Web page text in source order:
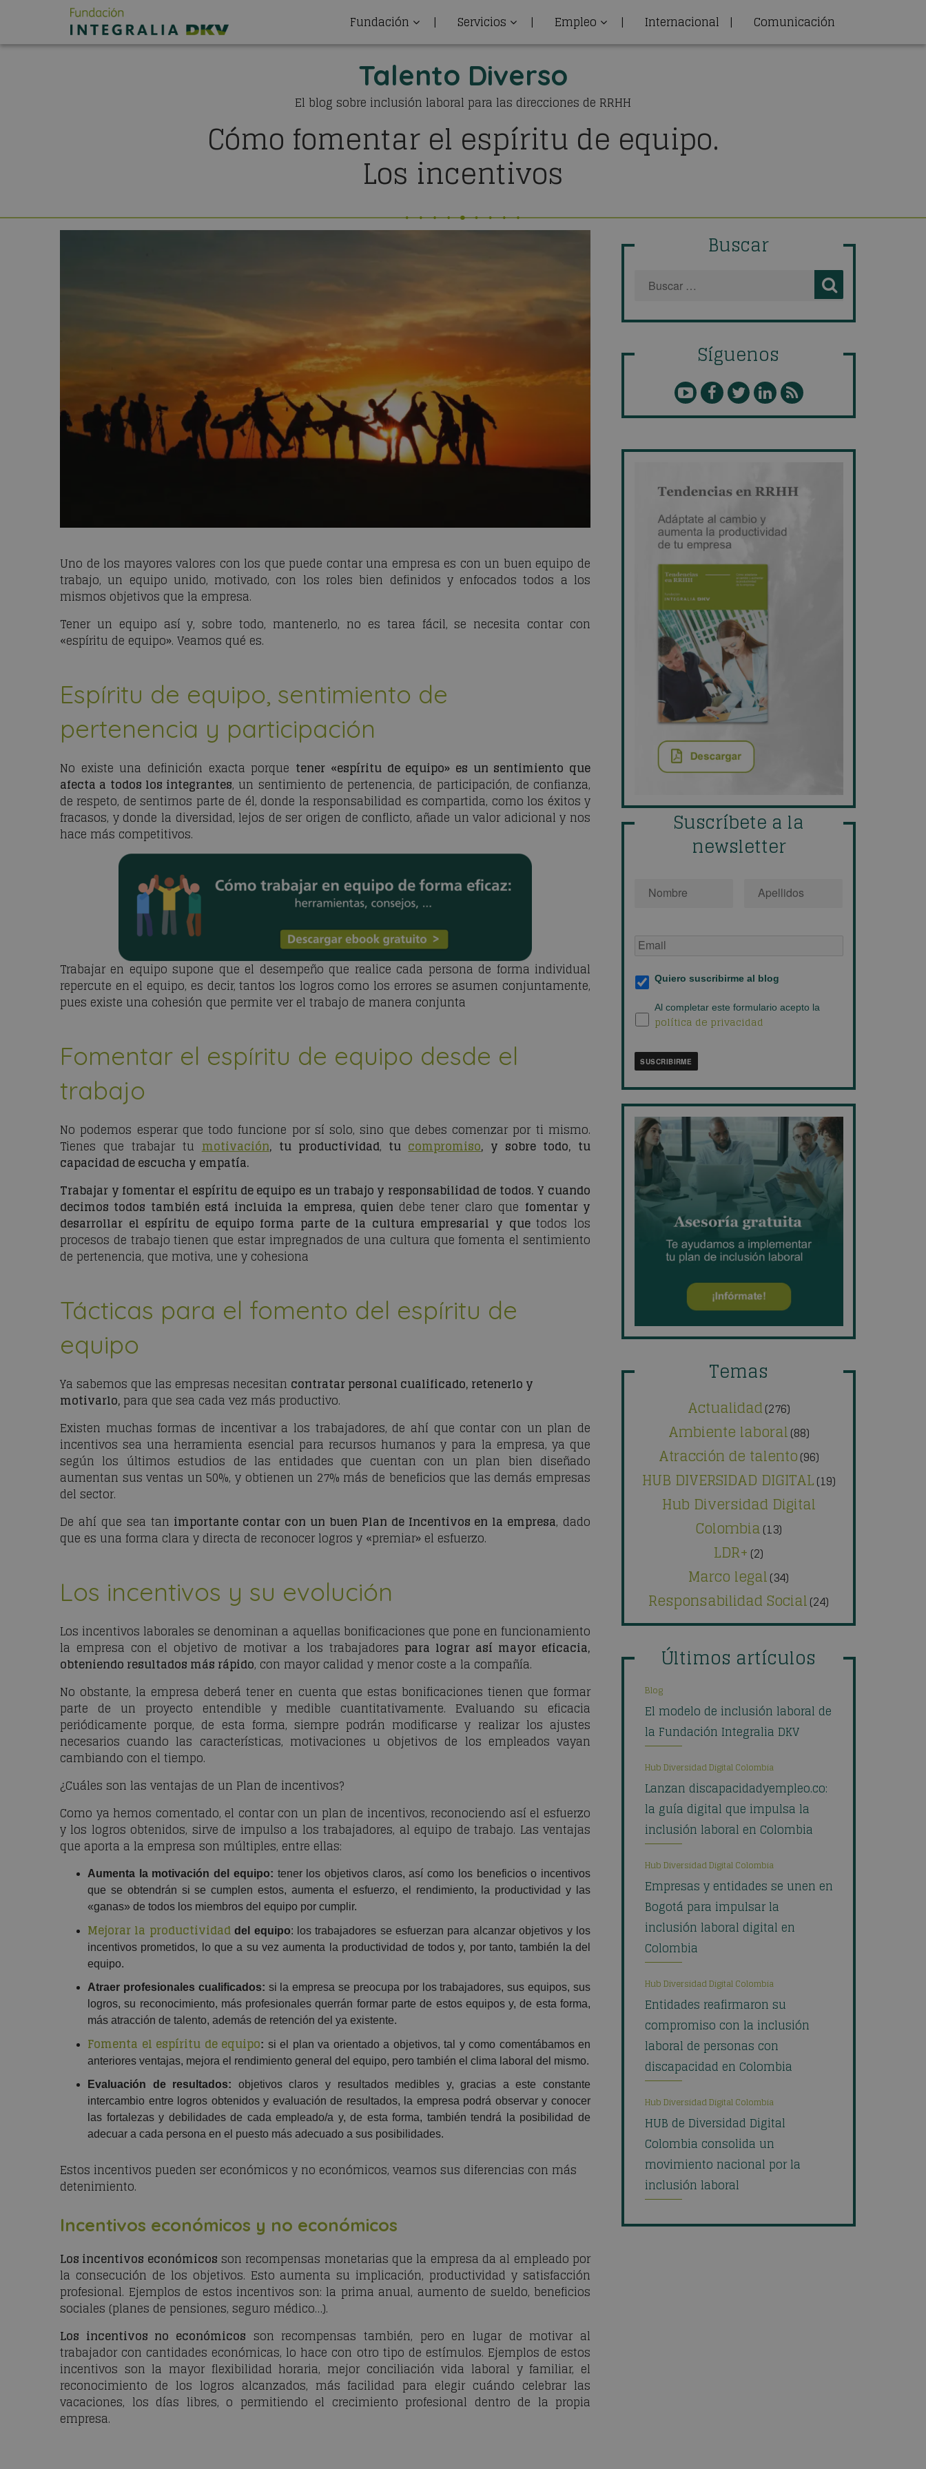
Fundación | Servicios | Empleo | Internacional | Comunicación
Talento Diverso
El blog sobre inclusión laboral para las direcciones de RRHH
Cómo fomentar el espíritu de equipo.
Los incentivos
Uno de los mayores valores con los que puede contar una empresa es con un buen equipo de
trabajo, un equipo unido, motivado, con los roles bien definidos y enfocados todos a los
mismos objetivos que la empresa.
Tener un equipo así y, sobre todo, mantenerlo, no es tarea fácil, se necesita contar con
«espíritu de equipo». Veamos qué es.
Espíritu de equipo, sentimiento de
pertenencia y participación
No existe una definición exacta porque tener «espíritu de equipo» es un sentimiento que
afecta a todos los integrantes, un sentimiento de pertenencia, de participación, de confianza,
de respeto, de sentirnos parte de él, donde la responsabilidad es compartida, como los éxitos y
fracasos, y donde la diversidad, lejos de ser origen de conflicto, añade un valor adicional y nos
hace más competitivos.
Trabajar en equipo supone que el desempeño que realice cada persona de forma individual
repercute en el equipo, es decir, tantos los logros como los errores se asumen conjuntamente,
pues existe una cohesión que permite ver el trabajo de manera conjunta
Fomentar el espíritu de equipo desde el
trabajo
No podemos esperar que todo funcione por sí solo, sino que debes comenzar por ti mismo.
Tienes que trabajar tumotivación, tu productividad, tucompromiso, y sobre todo, tu
capacidad de escucha y empatía.
Trabajar y fomentar el espíritu de equipo es un trabajo y responsabilidad de todos. Y cuando
decimos todos también está incluida la empresa, quien debe tener claro que fomentar y
desarrollar el espíritu de equipo forma parte de la cultura empresarial y quetodos los
procesos de trabajo tienen que estar impregnados de una cultura que fomenta el sentimiento
de pertenencia, que motiva, une y cohesiona
Tácticas para el fomento del espíritu de
equipo
Ya sabemos que las empresas necesitan contratar personal cualificado, retenerlo y
motivarlo, para que sea cada vez más productivo.
Existen muchas formas de incentivar a los trabajadores, de ahí que contar con un plan de
incentivos sea una herramienta esencial para recursos humanos y para la empresa, ya que
según los últimos estudios de las entidades que cuentan con un plan bien diseñado
aumentan sus ventas un 50%, y obtienen un 27% más de beneficios que las demás empresas
del sector.
De ahí que sea tan importante contar con un buen Plan de Incentivos en la empresa, dado
que es una forma clara y directa de reconocer logros y «premiar» el esfuerzo.
Los incentivos y su evolución
Los incentivos laborales se denominan a aquellas bonificaciones que pone en funcionamiento
la empresa con el objetivo de motivar a los trabajadores para lograr así mayor eficacia,
obteniendo resultados más rápido, con mayor calidad y menor coste a la compañía.
No obstante, la empresa deberá tener en cuenta que estas bonificaciones tienen que formar
parte de un proyecto entendible y medible cuantitativamente. Evaluando su eficacia
periódicamente porque, de esta forma, siempre podrán modificarse y realizar los ajustes
necesarios cuando las características, motivaciones u objetivos de los empleados vayan
cambiando con el tiempo.
¿Cuáles son las ventajas de un Plan de incentivos?
Como ya hemos comentado, el contar con un plan de incentivos, reconociendo así el esfuerzo
y los logros obtenidos, sirve de impulso a los trabajadores, al equipo de trabajo. Las ventajas
que aporta a la empresa son múltiples, entre ellas:
Aumenta la motivación del equipo: tener los objetivos claros, así como los beneficios o incentivos
que se obtendrán si se cumplen estos, aumenta el esfuerzo, el rendimiento, la productividad y las
«ganas» de todos los miembros del equipo por cumplir.
Mejorar la productividad del equipo: los trabajadores se esfuerzan para alcanzar objetivos y los
incentivos prometidos, lo que a su vez aumenta la productividad de todos y, por tanto, también la del
equipo.
Atraer profesionales cualificados: si la empresa se preocupa por los trabajadores, sus equipos, sus
logros, su reconocimiento, más profesionales querrán formar parte de estos equipos y, de esta forma,
más atracción de talento, además de retención del ya existente.
Fomenta el espíritu de equipo: si el plan va orientado a objetivos, tal y como comentábamos en
anteriores ventajas, mejora el rendimiento general del equipo, pero también el clima laboral del mismo.
Evaluación de resultados: objetivos claros y resultados medibles y, gracias a este constante
intercambio entre logros obtenidos y evaluación de resultados, la empresa podrá observar y conocer
las fortalezas y debilidades de cada empleado/a y, de esta forma, también tendrá la posibilidad de
adecuar a cada persona en el puesto más adecuado a sus posibilidades.
Estos incentivos pueden ser económicos y no económicos, veamos sus diferencias con más
detenimiento.
Incentivos económicos y no económicos
Los incentivos económicos son recompensas monetarias que la empresa da al empleado por
la consecución de los objetivos. Esto aumenta su implicación, productividad y satisfacción
profesional. Ejemplos de estos incentivos son: la prima anual, aumento de sueldo, beneficios
sociales (planes de pensiones, seguro médico…).
Los incentivos no económicos son recompensas también, pero en lugar de motivar al
trabajador con cantidades económicas, lo hace con otro tipo de estímulos. Ejemplos de estos
incentivos son la mayor flexibilidad horaria, mejor conciliación vida laboral y familiar, el
reconocimiento de los logros alcanzados, más facilidad para elegir cuándo celebrar las
vacaciones, los días libres, o permitiendo el crecimiento profesional dentro de la propia
empresa.
Buscar
Síguenos
Suscríbete a la
newsletter
de
Suscripción
al
blog
Quiero suscribirme al blog
Política
Al completar este formulario acepto la
política de privacidad
SUSCRIBIRME
Temas
Actualidad(276)
Ambiente laboral(88)
Atracción de talento(96)
HUB DIVERSIDAD DIGITAL(19)
Hub Diversidad Digital
Colombia(13)
LDR+ (2)
Marco legal(34)
Responsabilidad Social(24)
Últimos artículos
Blog
El modelo de inclusión laboral de
la Fundación Integralia DKV
Hub Diversidad Digital Colombia
Lanzan discapacidadyempleo.co:
la guía digital que impulsa la
inclusión laboral en Colombia
Hub Diversidad Digital Colombia
Empresas y entidades se unen en
Bogotá para impulsar la
inclusión laboral digital en
Colombia
Hub Diversidad Digital Colombia
Entidades reafirmaron su
compromiso con la inclusión
laboral de personas con
discapacidad en Colombia
Hub Diversidad Digital Colombia
HUB de Diversidad Digital
Colombia consolida un
movimiento nacional por la
inclusión laboral